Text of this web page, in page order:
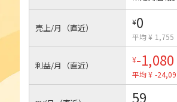
売上/月（直近）
¥0
平均 ¥ 1,755
利益/月（直近）
¥-1,080
平均 ¥ -
59